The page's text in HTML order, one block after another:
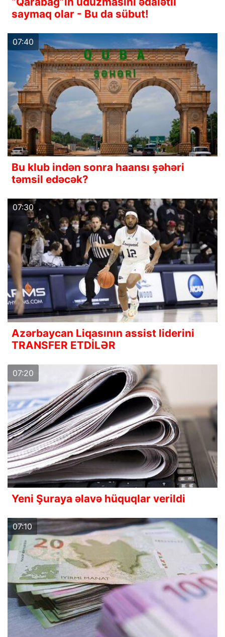
saymaq olar - Bu da sübut!
07:40
Bu klub indən sonra haansı şəhəri
təmsil edəcək?
07:30
Azərbaycan Liqasının assist liderini
TRANSFER ETDİLƏR
07:20
Yeni Şuraya əlavə hüquqlar verildi
07:10